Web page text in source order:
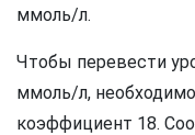
ммоль/л.
Чтобы перевести
ммоль/л,
коэффициент 18.